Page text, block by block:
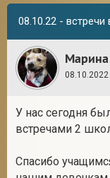
08.10.22 -
Марина
08.10.2022
У нас сегодня
встречами 2
Спасибо